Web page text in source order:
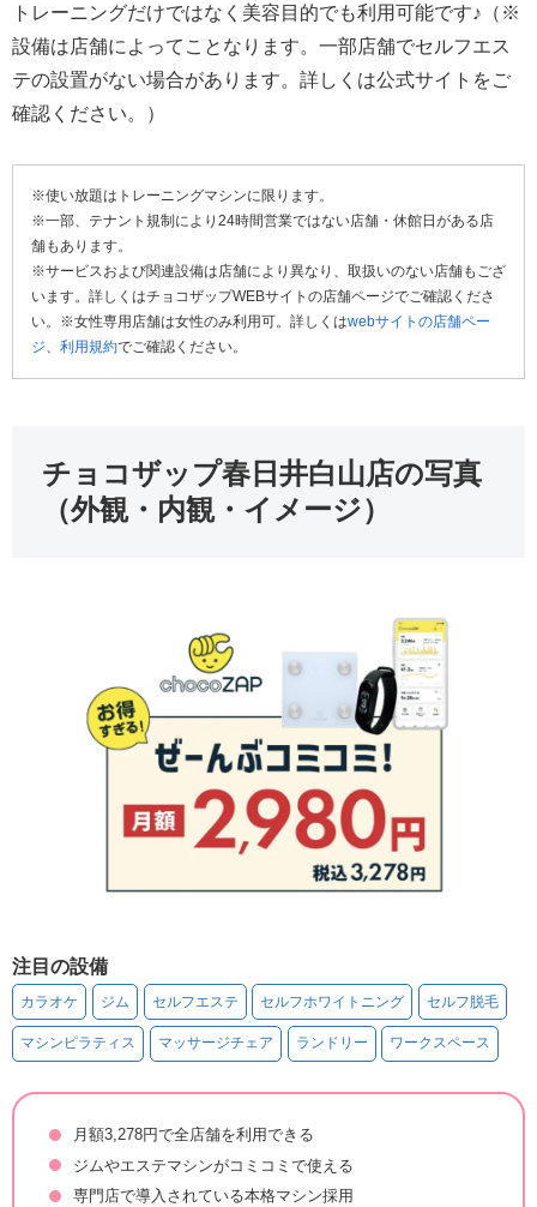
トレーニングだけではなく美容目的でも利用可能です♪（※
設備は店舗によってことなります。一部店舗でセルフエス
テの設置がない場合があります。詳しくは公式サイトをご
確認ください。）
※使い放題はトレーニングマシンに限ります。
※一部、テナント規制により24時間営業ではない店舗・休館日がある店
舗もあります。
※サービスおよび関連設備は店舗により異なり、取扱いのない店舗もござ
います。詳しくはチョコザップWEBサイトの店舗ページでご確認くださ
い。※女性専用店舗は女性のみ利用可。詳しくはwebサイトの店舗ペー
ジ、 利用規約でご確認ください。
チョコザップ春日井白山店の写真
（外観・内観・イメージ）
注目の設備
カラオケ ジム セルフエステ セルフホワイトニング セルフ脱毛
マシンピラティス マッサージチェア ランドリー ワークスペース
月額3,278円で全店舗を利用できる
ジムやエステマシンがコミコミで使える
専門店で導入されている本格マシン採用